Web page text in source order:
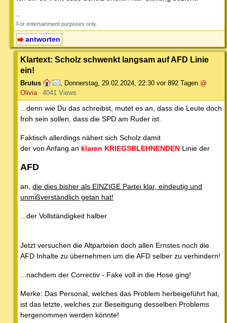
--
For entertainment purposes only.
antworten
Klartext: Scholz schwenkt langsam auf AFD Linie
ein!
Brutus Donnerstag, 29.02.2024, 22:30 vor 892 Tagen @
Olivia
4041 Views
...denn wie Du das schreibst, mutet es an, dass die Leute doch
froh sein sollen, dass die SPD am Ruder ist.
Faktisch allerdings nähert sich Scholz damit
der von Anfang an klaren KRIEGSBLEHNENDEN Linie der
AFD
an, die dies bisher als EINZIGE Partei klar, eindeutig und
unmißverständlich getan hat!
...der Vollständigkeit halber
Jetzt versuchen die Altparteien doch allen Ernstes noch die
AFD Inhalte zu übernehmen um die AFD selber zu verhindern!
...nachdem der Correctiv - Fake voll in die Hose ging!
Merke: Das Personal, welches das Problem herbeigeführt hat,
ist das letzte, welches zur Beseitigung desselben Problems
hergenommen werden könnte!